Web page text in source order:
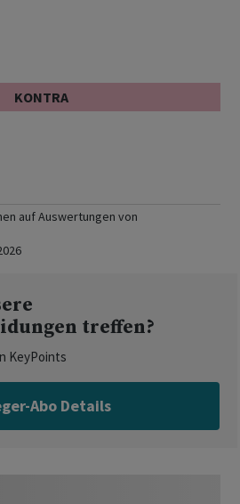
KONTRA
auf Auswertungen von
treffen?
KeyPoints
Abo Details